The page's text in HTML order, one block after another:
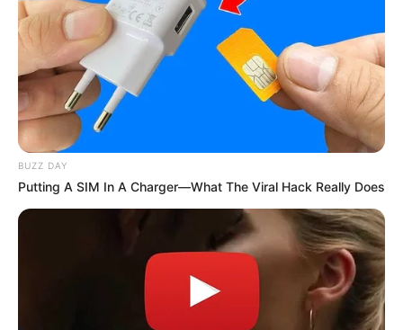
BUZZ DAY
Putting A SIM In A Charger—What The Viral Hack Really Does